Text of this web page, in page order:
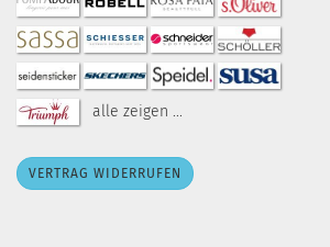
alle zeigen ...
VERTRAG WIDERRUFEN